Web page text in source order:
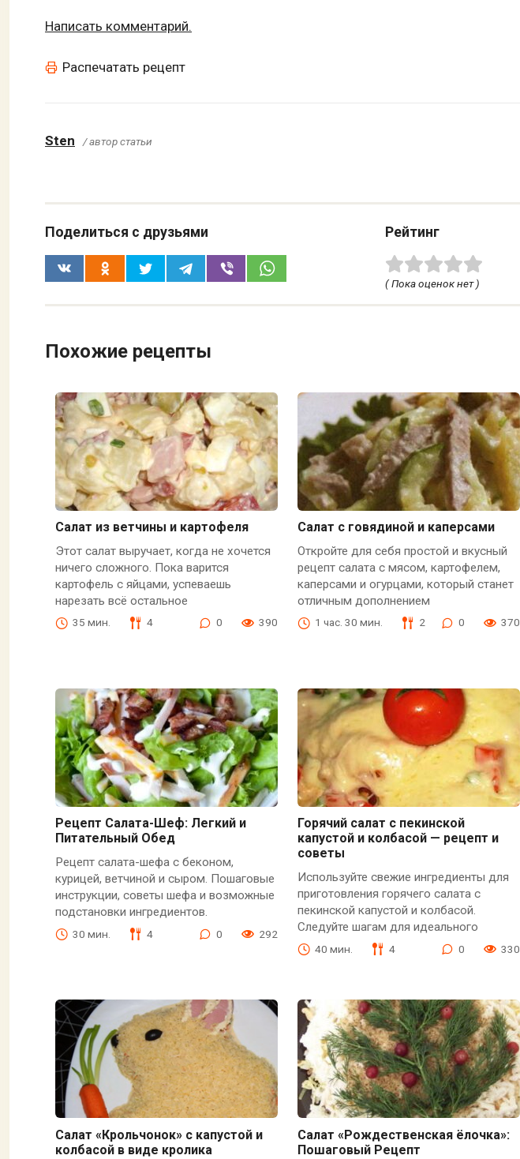
Написать комментарий.
Распечатать рецепт
Sten / автор статьи
Поделиться с друзьями Рейтинг
( Пока оценок нет )
Похожие рецепты
Салат из ветчины и картофеля
Этот салат выручает, когда не хочется
ничего сложного. Пока варится
картофель с яйцами, успеваешь
нарезать всё остальное
35 мин. 4 0 390
Салат с говядиной и каперсами
Откройте для себя простой и вкусный
рецепт салата с мясом, картофелем,
каперсами и огурцами, который станет
отличным дополнением
1 час. 30 мин. 2 0 370
Рецепт Салата-Шеф: Легкий и
Питательный Обед
Рецепт салата-шефа с беконом,
курицей, ветчиной и сыром. Пошаговые
инструкции, советы шефа и возможные
подстановки ингредиентов.
30 мин. 4 0 292
Горячий салат с пекинской
капустой и колбасой — рецепт и
советы
Используйте свежие ингредиенты для
приготовления горячего салата с
пекинской капустой и колбасой.
Следуйте шагам для идеального
40 мин. 4 0 330
Салат «Крольчонок» с капустой и
колбасой в виде кролика
Салат «Рождественская ёлочка»:
Пошаговый Рецепт